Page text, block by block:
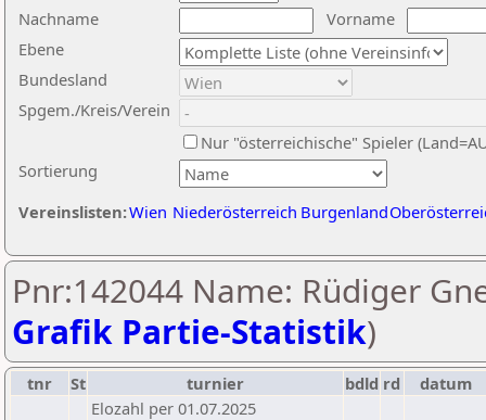
Nachname
Vorname
Ebene
Sortierung
Bundesland
Spgem./Kreis/Verein
Nur "österreichische" Spieler
Vereinslisten:Wien Niederösterreich Burgenland
Pnr:142044 Name: Rüdiger
Grafik Partie-Statistik)
tnr St turnier bdld rd
datum
Elozahl per 01.07.2025